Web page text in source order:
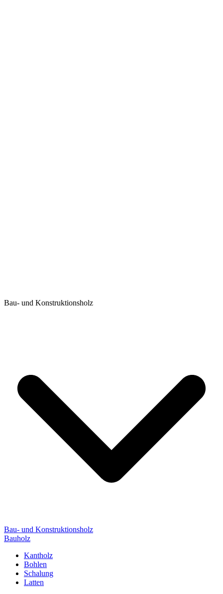
Bau- und Konstruktionsholz
Bau- und Konstruktionsholz
Bauholz
Kantholz
Bohlen
Schalung
Latten